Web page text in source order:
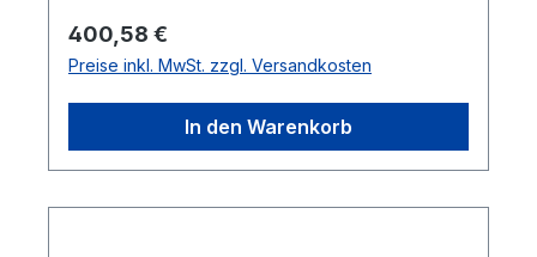
Regulärer Preis:
400,58 €
Preise inkl. MwSt. zzgl. Versandkosten
In den Warenkorb